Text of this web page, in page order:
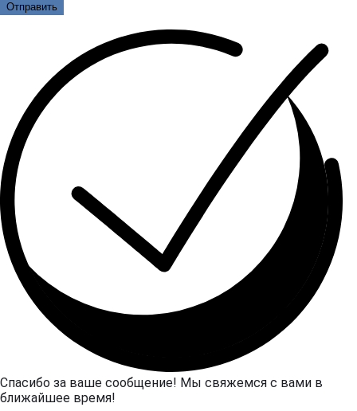
Отправить
Спасибо за ваше сообщение! Мы свяжемся с вами в
ближайшее время!